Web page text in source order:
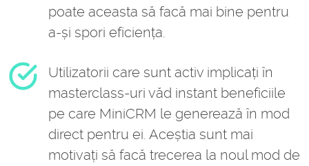
poate aceasta să facă mai bine pentru
a-și spori eficiența.
Utilizatorii care sunt activ implicați în
masterclass-uri văd instant beneficiile
pe care MiniCRM le generează în mod
direct pentru ei. Aceștia sunt mai
motivați să facă trecerea la noul mod de